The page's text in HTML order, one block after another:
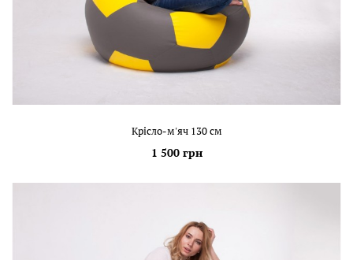
Крісло-м'яч 130 см
1 500 грн